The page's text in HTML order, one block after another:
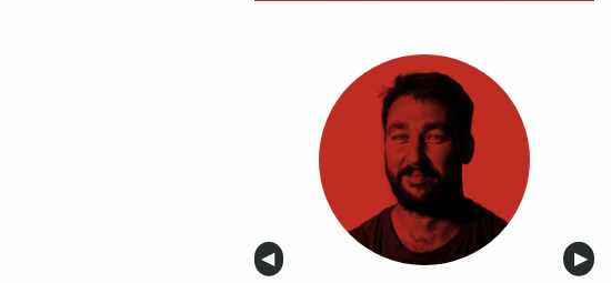
Anterior
◀︎ ▶︎